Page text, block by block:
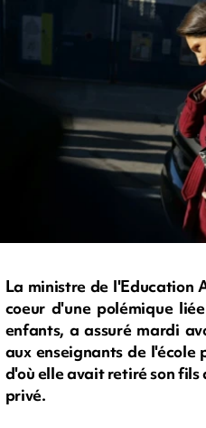
La ministre de l'Education
coeur d'une polémique
enfants, a assuré mardi
aux enseignants de
d'où elle avait retiré son
privé.